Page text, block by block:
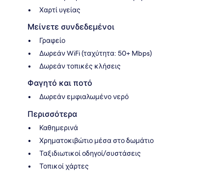
Χαρτί υγείας
Μείνετε συνδεδεμένοι
Γραφείο
Δωρεάν WiFi (ταχύτητα: 50+ Mbps)
Δωρεάν τοπικές κλήσεις
Φαγητό και ποτό
Δωρεάν εμφιαλωμένο νερό
Περισσότερα
Καθημερινά
Χρηματοκιβώτιο μέσα στο δωμάτιο
Ταξιδιωτικοί οδηγοί/συστάσεις
Τοπικοί χάρτες